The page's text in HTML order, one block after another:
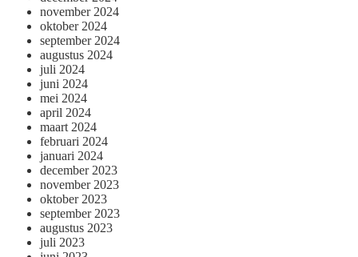
november 2024
oktober 2024
september 2024
augustus 2024
juli 2024
juni 2024
mei 2024
april 2024
maart 2024
februari 2024
januari 2024
december 2023
november 2023
oktober 2023
september 2023
augustus 2023
juli 2023